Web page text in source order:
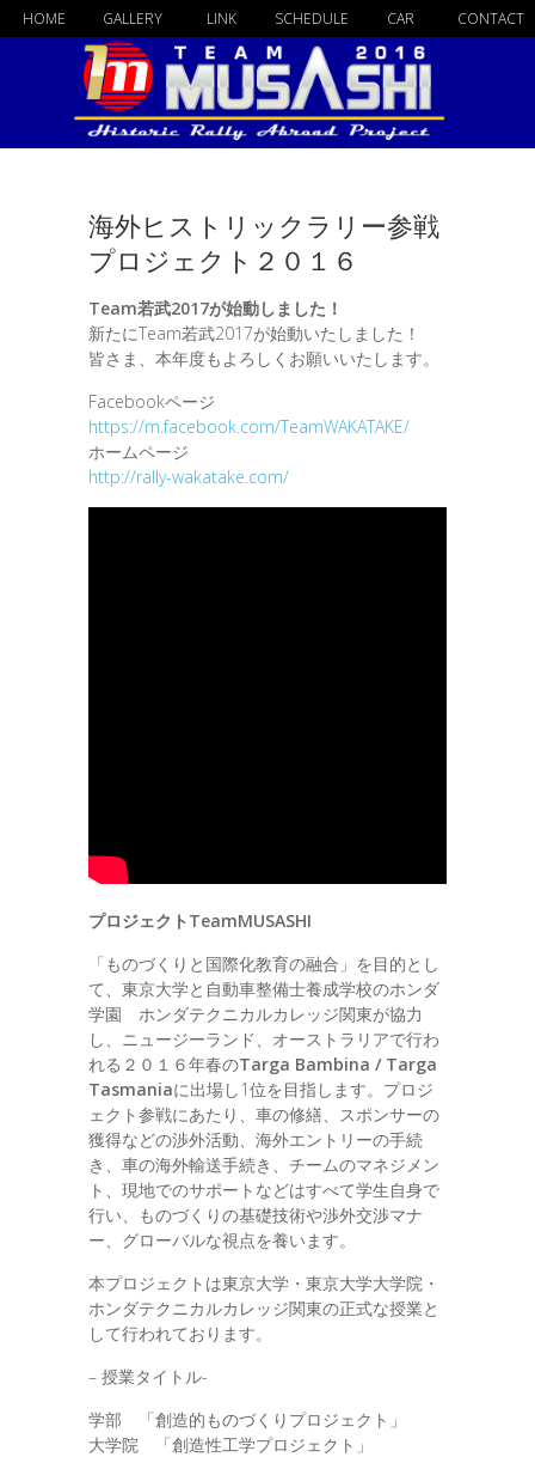
HOME GALLERY LINK SCHEDULE CAR CONTACT
海外ヒストリックラリー参戦
プロジェクト２０１６
Team若武2017が始動しました！
新たにTeam若武2017が始動いたしました！
皆さま、本年度もよろしくお願いいたします。
Facebookページ
https://m.facebook.com/TeamWAKATAKE/
ホームページ
http://rally-wakatake.com/
プロジェクトTeamMUSASHI
「ものづくりと国際化教育の融合」を目的とし
て、東京大学と自動車整備士養成学校のホンダ
学園 ホンダテクニカルカレッジ関東が協力
し、ニュージーランド、オーストラリアで行わ
れる２０１６年春のTarga Bambina / Targa
Tasmaniaに出場し1位を目指します。プロジ
ェクト参戦にあたり、車の修繕、スポンサーの
獲得などの渉外活動、海外エントリーの手続
き、車の海外輸送手続き、チームのマネジメン
ト、現地でのサポートなどはすべて学生自身で
行い、ものづくりの基礎技術や渉外交渉マナ
ー、グローバルな視点を養います。
本プロジェクトは東京大学・東京大学大学院・
ホンダテクニカルカレッジ関東の正式な授業と
して行われております。
– 授業タイトル-
学部 「創造的ものづくりプロジェクト」
大学院 「創造性工学プロジェクト」